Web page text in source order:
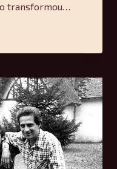
transformou…